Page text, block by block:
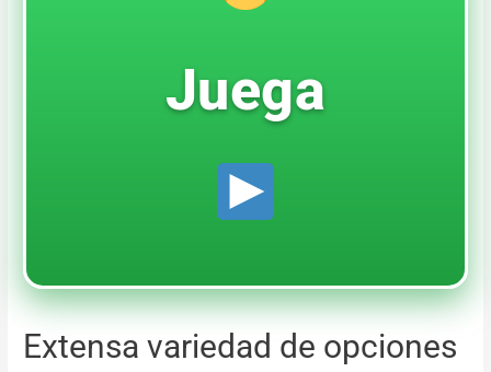
Juega
Extensa variedad de opciones